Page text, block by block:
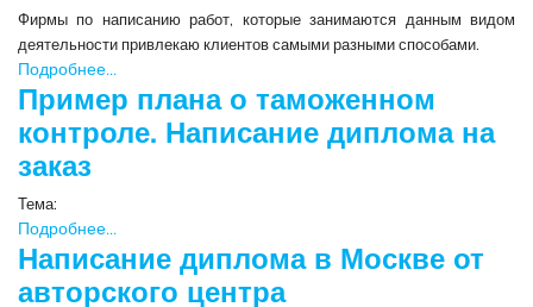
Фирмы по написанию работ, которые занимаются данным видом
деятельности привлекаю клиентов самыми разными способами.
Подробнее...
Пример плана о таможенном
контроле. Написание диплома на
заказ
Тема:
Подробнее...
Написание диплома в Москве от
авторского центра